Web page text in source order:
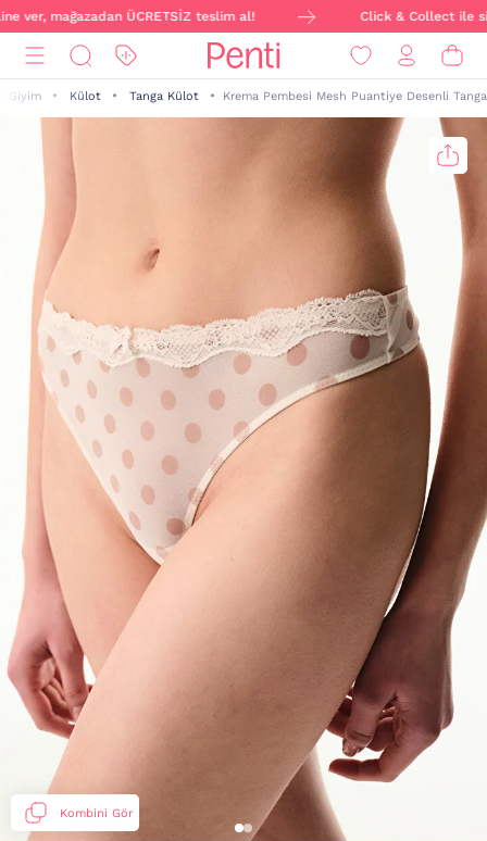
mağazadan ÜCRETSİZ teslim al! Click & Collect ile
Giyim Külot Tanga Külot Krema Pembesi Mesh Puantiye Desenli Tanga
Kombini Gör